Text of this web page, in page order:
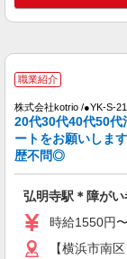
派遣社員
株式会社kotrio /
職業紹介
株式会社kotrio /●YK-S-
20代30代40代50代
ートをお願いしま
歴不問◎
弘明寺駅＊障が
時給1550円
【横浜市南区